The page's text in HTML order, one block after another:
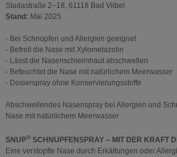
Stadastraße 2–18, 61118 Bad Vilbel
Stand: Mai 2025
- Bei Schnupfen und Allergien geeignet
- Befreit die Nase mit Xylometazolin
- Lässt die Nasenschleimhaut abschwellen
- Befeuchtet die Nase mit natürlichem Meerwasser
- Dosierspray ohne Konservierungsstoffe
Abschwellendes Nasenspray bei Allergien und
Nase mit natürlichem Meerwasser
SNUP®SCHNUPFENSPRAY – MIT DER KRAFT
Eine verstopfte Nase durch Erkältungen oder